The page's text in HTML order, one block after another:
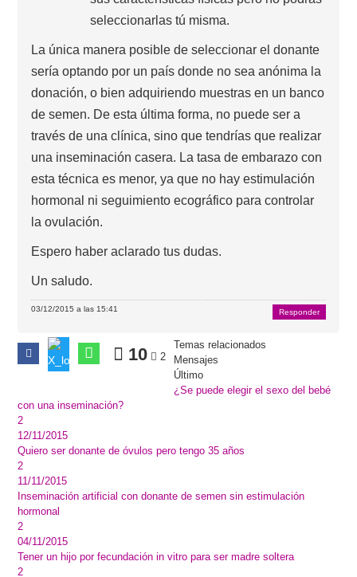
seleccionarlas tú misma.
La única manera posible de seleccionar el donante
sería optando por un país donde no sea anónima la
donación, o bien adquiriendo muestras en un banco
de semen. De esta última forma, no puede ser a
través de una clínica, sino que tendrías que realizar
una inseminación casera. La tasa de embarazo con
esta técnica es menor, ya que no hay estimulación
hormonal ni seguimiento ecográfico para controlar
la ovulación.
Espero haber aclarado tus dudas.
Un saludo.
03/12/2015 a las 15:41 Responder
10 2
Temas relacionados
Mensajes
Último
¿Se puede elegir el sexo del bebé
con una inseminación?
2
12/11/2015
Quiero ser donante de óvulos pero tengo 35 años
2
11/11/2015
Inseminación artificial con donante de semen sin estimulación
hormonal
2
04/11/2015
Tener un hijo por fecundación in vitro para ser madre soltera
2